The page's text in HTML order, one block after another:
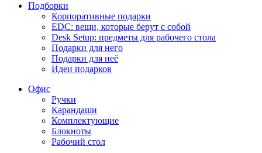
Подборки
Корпоративные подарки
EDC: вещи, которые берут с собой
Desk Setup: предметы для рабочего стола
Подарки для него
Подарки для неё
Идеи подарков
Офис
Ручки
Карандаши
Комплектующие
Блокноты
Рабочий стол